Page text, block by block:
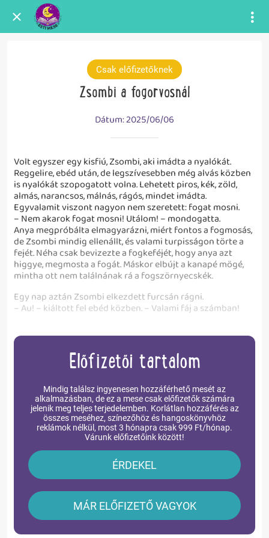
Csak előfizetőknek
Zsombi a fogorvosnál
Dátum: 2025/06/06
Volt egyszer egy kisfiú, Zsombi, aki imádta a nyalókát.
Reggelire, ebéd után, de legszívesebben még alvás közben
is nyalókát szopogatott volna. Lehetett piros, kék, zöld,
almás, narancsos, málnás, rágós, mindet imádta.
Egyvalamit viszont nagyon nem szeretett: fogat mosni.
– Nem akarok fogat mosni! Utálom! – mondogatta.
Anya megpróbálta elmagyarázni, miért fontos a fogmosás,
de Zsombi mindig ellenállt, és valami turpisságon törte a
fejét. Néha csak bevizezte a fogkeféjét, hogy anya azt
higgye, megmosta a fogát. Máskor elbújt a kanapé mögé,
mintha ott nem találnának rá a fogszörnyecskék.
Egy nap aztán Zsombi elkezdett furcsán rágni.
– Au! – kiáltott fel ebéd közben. – Valami fáj a számban!
Előfizetői tartalom
Mindig találsz ingyenesen hozzáférhető mesét az
alkalmazásban, de ez a mese csak előfizetők számára
jelenik meg teljes terjedelemben. Korlátlan hozzáférés az
összes meséhez, színezőhöz és hangoskönyvhöz
reklámok nélkül, most 3 hónapra csak 999 Ft/hónap.
Várunk előfizetőink között!
ÉRDEKEL
MÁR ELŐFIZETŐ VAGYOK